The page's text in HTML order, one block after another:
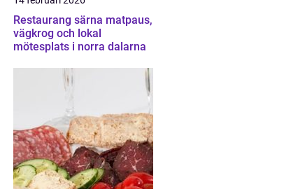
Restaurang särna matpaus,
vägkrog och lokal
mötesplats i norra dalarna